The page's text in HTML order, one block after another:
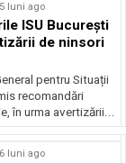
5 luni ago
ISU București
de ninsori
pentru Situații
recomandări
în urma avertizării...
6 luni ago